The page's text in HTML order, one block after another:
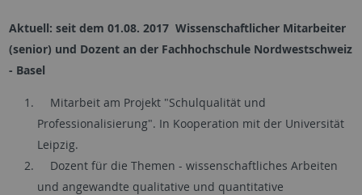
Aktuell: seit dem 01.08. 2017 Wissenschaftlicher Mitarbeiter
(senior) und Dozent an der Fachhochschule Nordwestschweiz
- Basel
Mitarbeit am Projekt "Schulqualität und
Professionalisierung". In Kooperation mit der Universität
Leipzig.
Dozent für die Themen - wissenschaftliches Arbeiten
und angewandte qualitative und quantitative